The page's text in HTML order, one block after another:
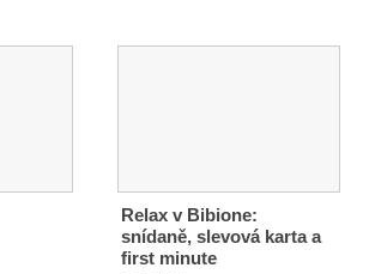
Relax v Bibione:
snídaně, slevová karta a
first minute